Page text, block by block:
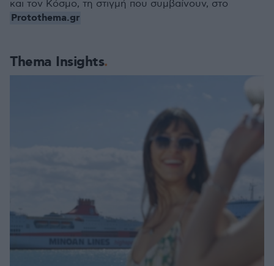
Thema Insights
και τον Κόσμο, τη στιγμή που συμβαίνουν, στο
Protothema.gr